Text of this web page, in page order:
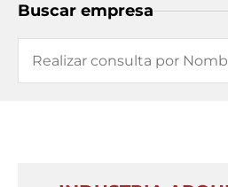
Buscar empresa